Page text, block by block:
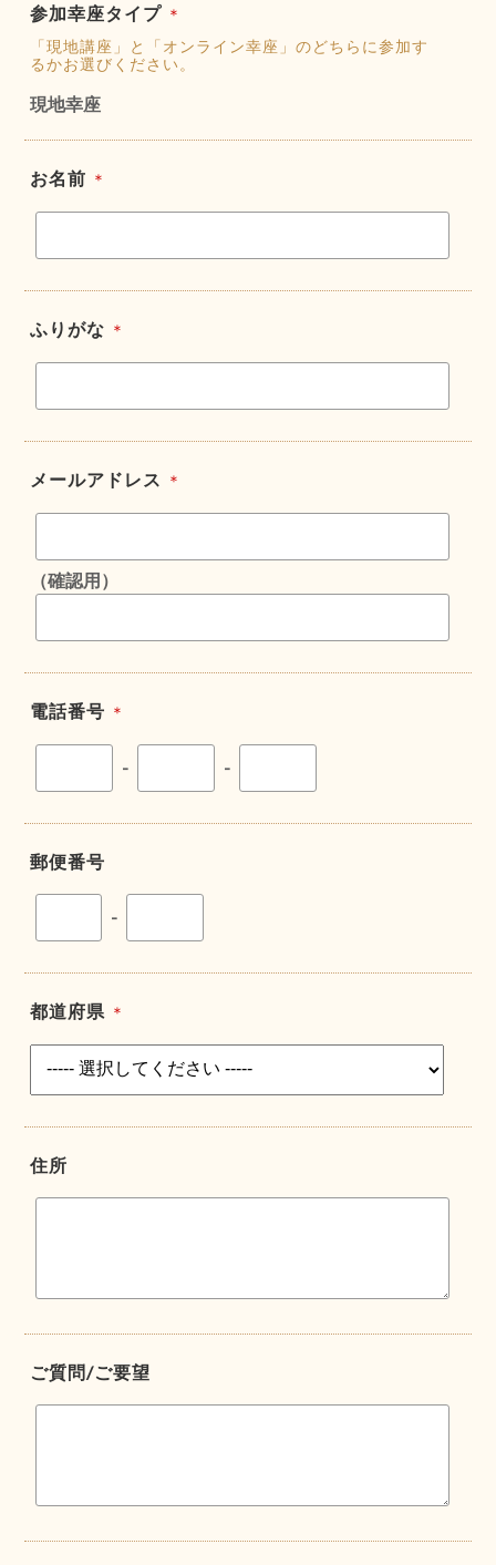
参加幸座タイプ ＊
「現地講座」と「オンライン幸座」のどちらに参加す
るかお選びください。
現地幸座
お名前 ＊
ふりがな ＊
メールアドレス ＊
（確認用）
電話番号 ＊
- -
郵便番号
-
都道府県 ＊
住所
ご質問/ご要望